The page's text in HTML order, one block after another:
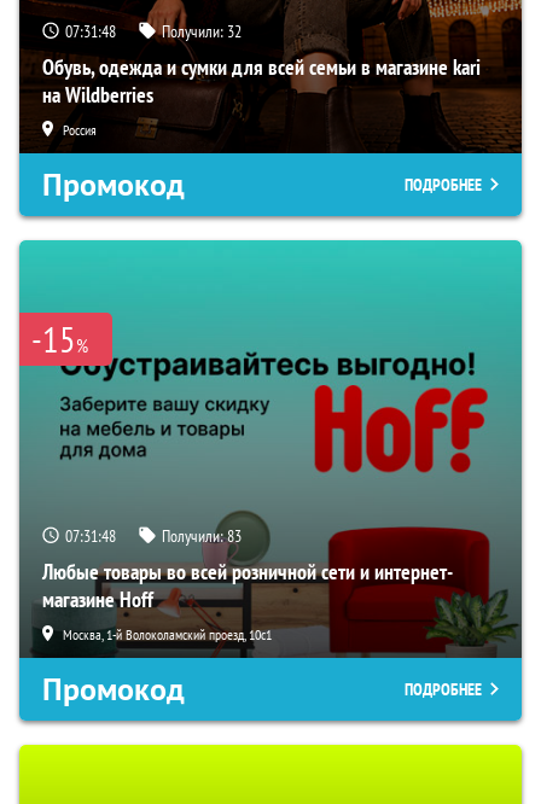
07:31:47 Получили: 32
Обувь, одежда и сумки для всей семьи в магазине kari
на Wildberries
Россия
Промокод ПОДРОБНЕЕ
-15%
07:31:47 Получили:83
Любые товары во всей розничной сети и интернет-
магазине Hoff
Москва, 1-й Волоколамский проезд, 10с1
Промокод ПОДРОБНЕЕ